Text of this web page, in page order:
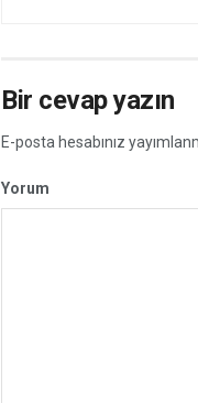
Bir cevap yazın
E-posta hesabınız
Yorum